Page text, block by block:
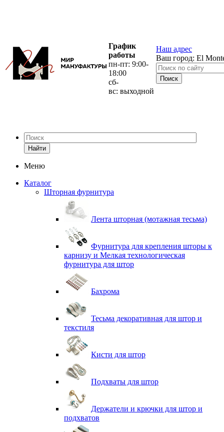
График
работы
пн-пт: 9:00-
18:00
сб-
вс: выходной
Наш адрес
Ваш город: El
Найти
Меню
Каталог
Шторная фурнитура
Лента шторная (мотажная тесьма)
Фурнитура для крепления шторы к
карнизу и Мелкая технологическая
фурнитура для штор
Бахрома
Тесьма декоративная для штор и
текстиля
Кисти для штор
Подхваты для штор
Держатели и крючки для штор и
подхватов